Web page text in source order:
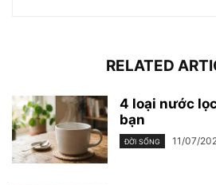
RELATED
4 loại nước
bạn
ĐỜI SỐNG 11/07/